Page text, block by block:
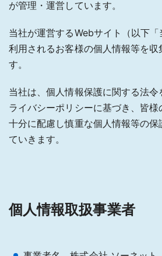
が管理・運営しています。
当社が運営するWebサイト（以下「
利用されるお客様の個人情報等を収
す。
当社は、個人情報保護に関する法
ライバシーポリシーに基づき、皆
十分に配慮し慎重な個人情報等の
ていきます。
個人情報取扱事業者